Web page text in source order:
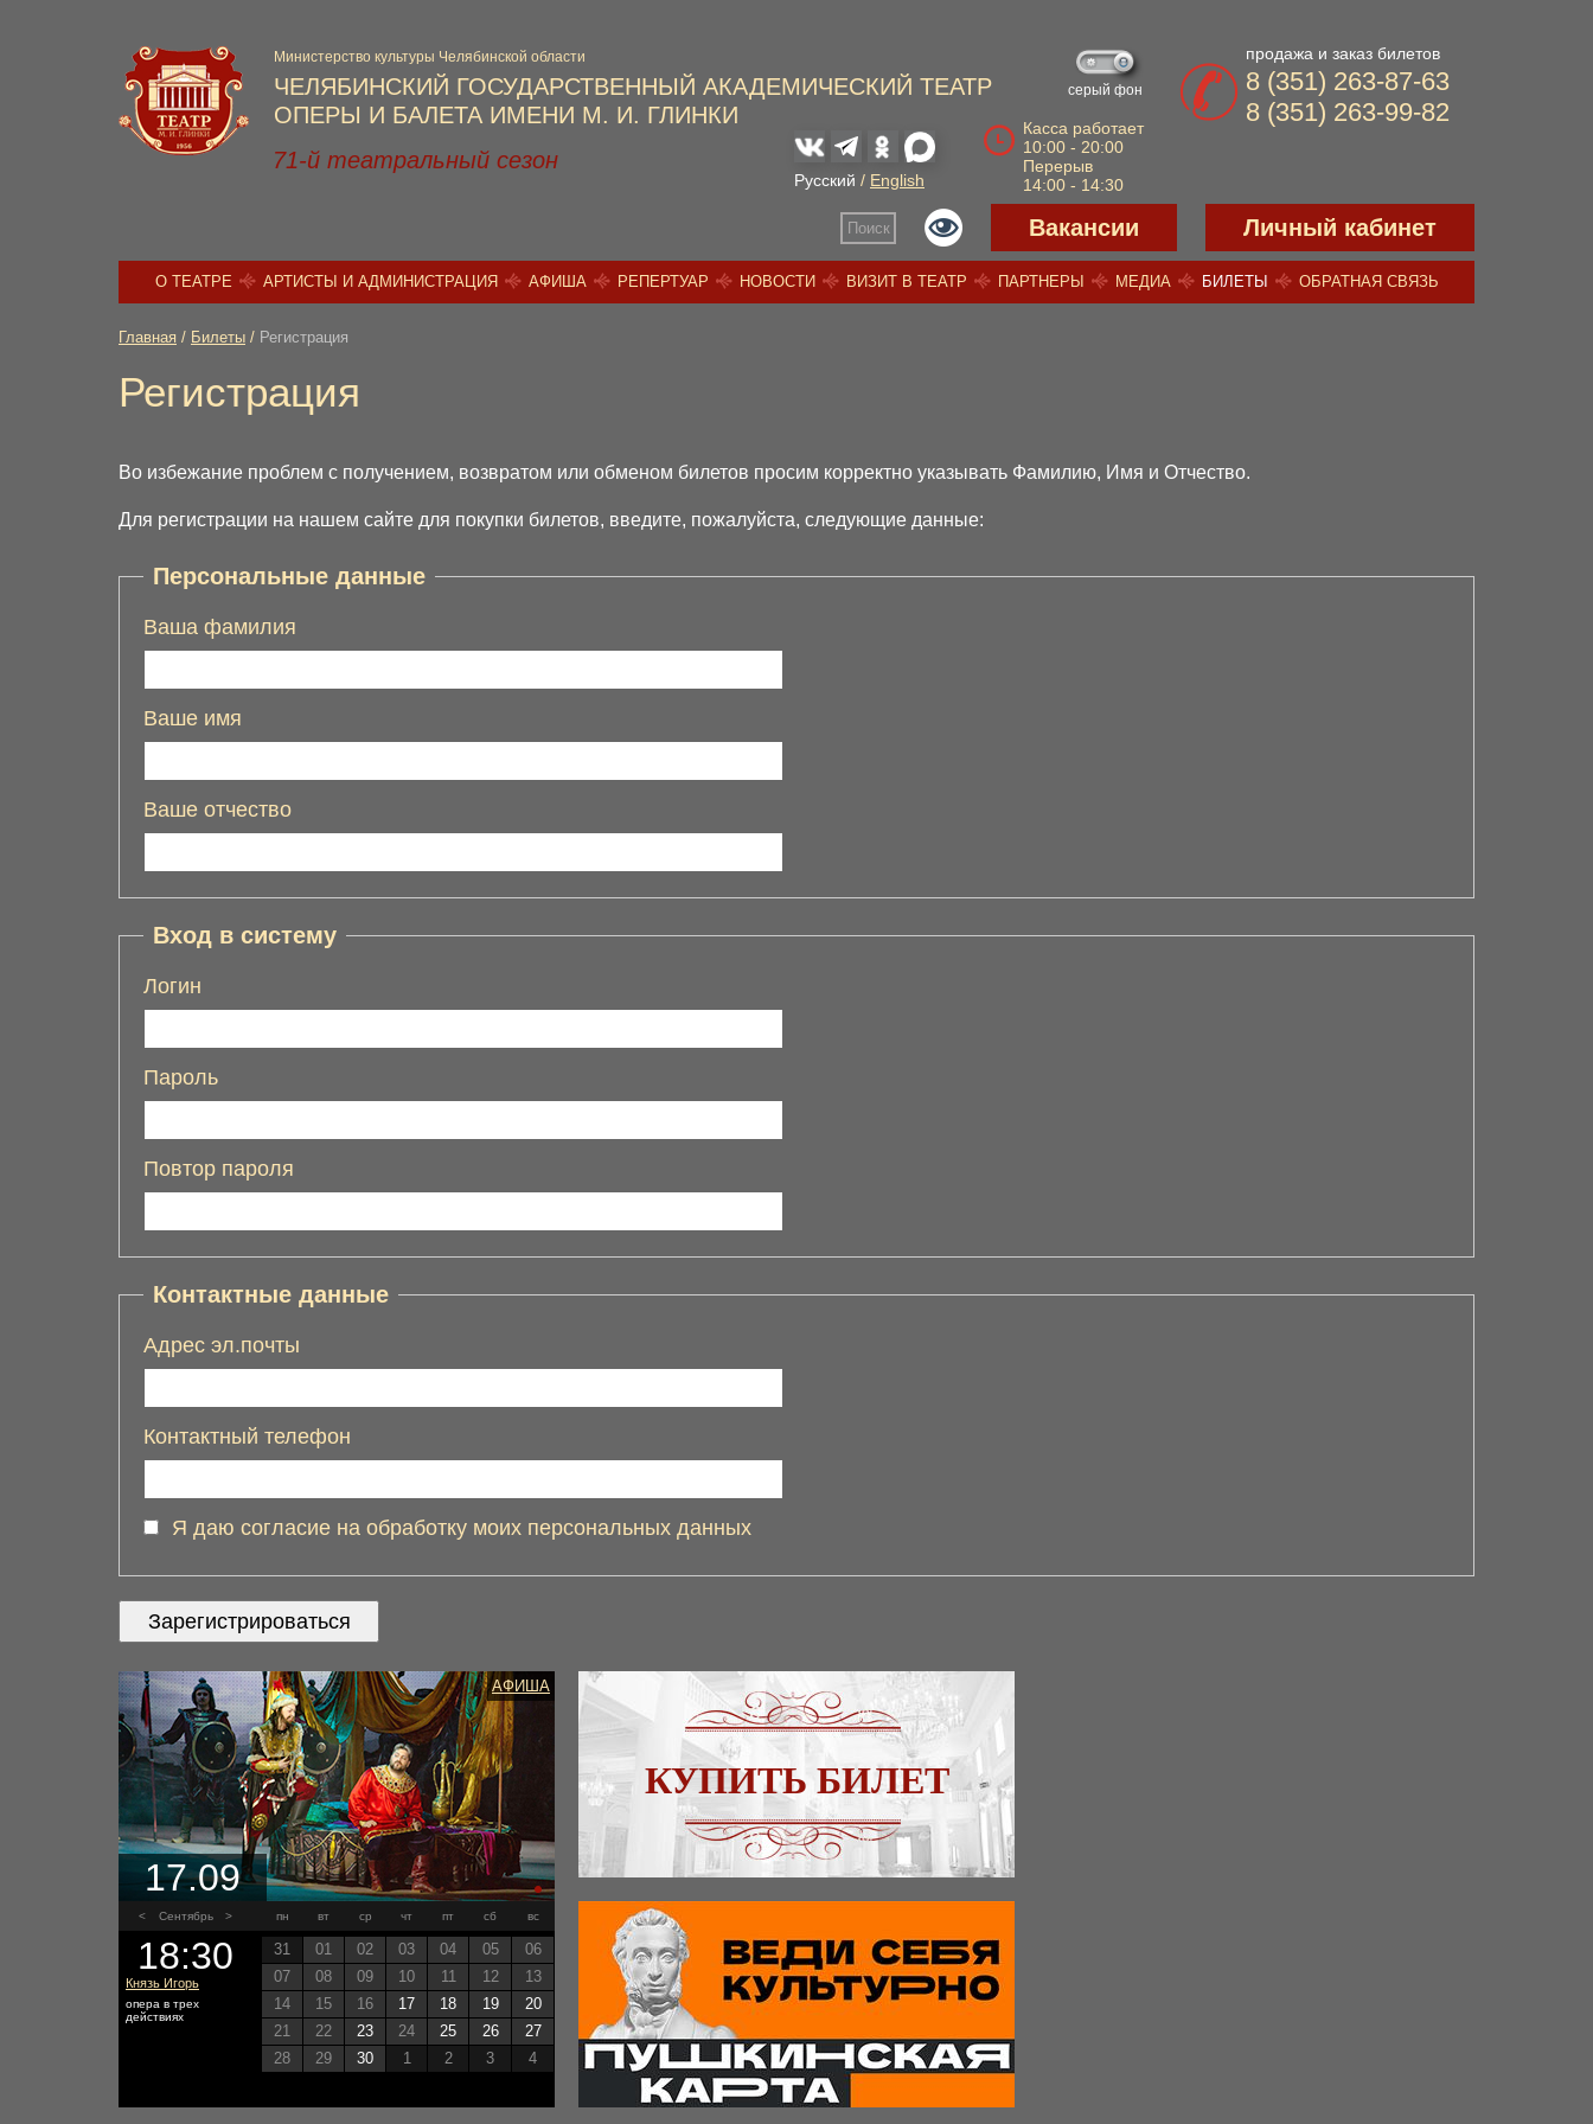
ЧЕЛЯБИНСКИЙ ГОСУДАРСТВЕННЫЙ АКАДЕМИЧЕСКИЙ ТЕАТР
ОПЕРЫ И БАЛЕТА ИМЕНИ М. И. ГЛИНКИ
Министерство культуры Челябинской области
серый фон
Касса работает
10:00 - 20:00
Перерыв
14:00 - 14:30
Русский / English
продажа и заказ билетов
8 (351) 263-87-63
8 (351) 263-99-82
71-й театральный сезон
Поиск Вакансии Личный кабинет
О ТЕАТРЕ АРТИСТЫ И АДМИНИСТРАЦИЯ АФИША РЕПЕРТУАР НОВОСТИ ВИЗИТ В ТЕАТР ПАРТНЕРЫ МЕДИА БИЛЕТЫ ОБРАТНАЯ СВЯЗЬ
Главная / Билеты / Регистрация
Регистрация
Во избежание проблем с получением, возвратом или обменом билетов просим корректно указывать Фамилию, Имя и Отчество.
Для регистрации на нашем сайте для покупки билетов, введите, пожалуйста, следующие данные:
Персональные данные
Ваша фамилия
Ваше имя
Ваше отчество
Вход в систему
Логин
Пароль
Повтор пароля
Контактные данные
Адрес эл.почты
Контактный телефон
Я даю согласие на обработку моих персональных данных
Зарегистрироваться
АФИША
< Сентябрь > пн вт ср чт пт сб вс
31 01 02 03 04 05
06
07
08 09 10 11 12
13
14
15 16 17 18 19
20
21
22 23 24 25 26
27
28
29 30 1 2 3 4
17.09
18:30
Князь Игорь
опера в трех
действиях
КУПИТЬ БИЛЕТ